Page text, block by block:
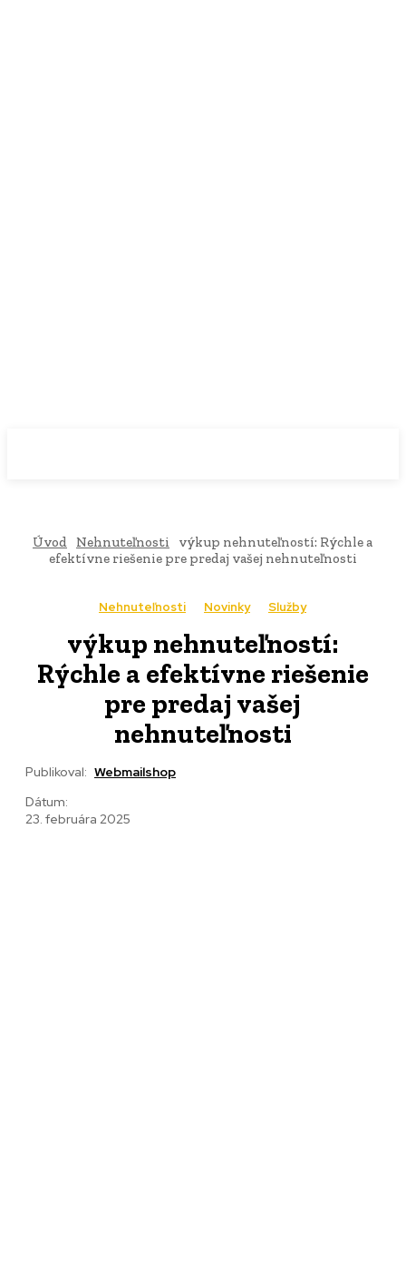
Úvod Nehnuteľnosti
výkup nehnuteľností: Rýchle a
efektívne riešenie pre predaj vašej nehnuteľnosti
Nehnuteľnosti Novinky Služby
výkup nehnuteľností:
Rýchle a efektívne riešenie
pre predaj vašej
nehnuteľnosti
Publikoval: Webmailshop
Dátum:
23. februára 2025